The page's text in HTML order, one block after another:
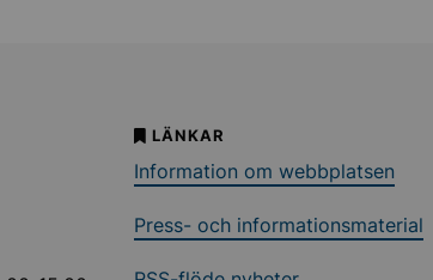
LÄNKAR
Information om webbplatsen
Press- och informationsmaterial